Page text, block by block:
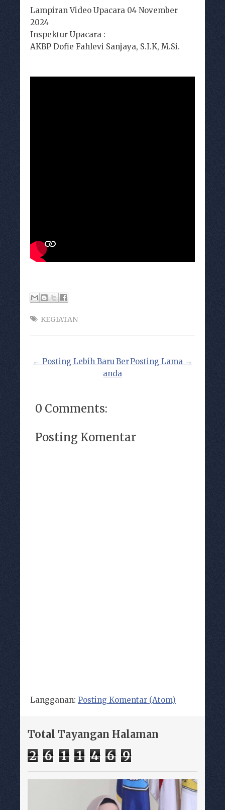
Lampiran Video Upacara 04 November
2024
Inspektur Upacara :
AKBP Dofie Fahlevi Sanjaya, S.I.K, M.Si.
KEGIATAN
← Posting Lebih Baru Posting Lama →
Ber
anda
0 Comments:
Posting Komentar
Langganan: Posting Komentar (Atom)
Total Tayangan Halaman
2 6 1 1 4 6 9